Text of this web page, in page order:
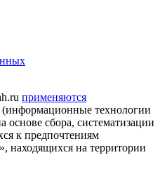
применяются
(информационные технологии
сбора, систематизации
к предпочтениям
находящихся на территории